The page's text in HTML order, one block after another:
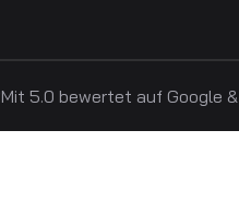
Mit 5.0 bewertet auf Google &